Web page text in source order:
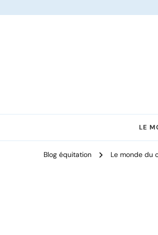
LE
Blog équitation Le monde du